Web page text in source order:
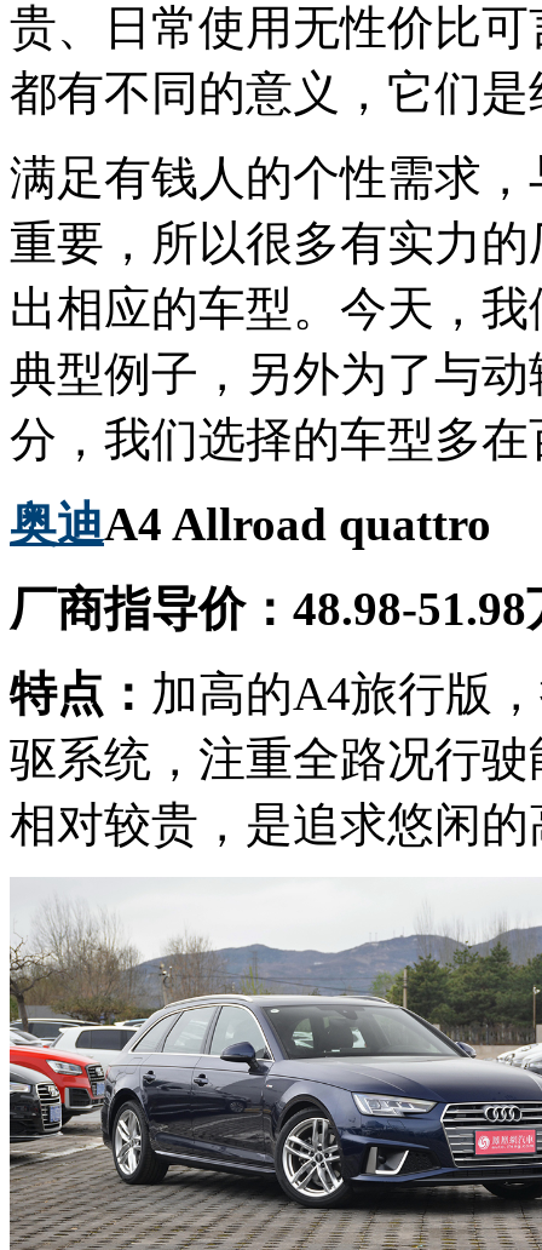
贵、日常使用无性价比
都有不同的意义，它们
满足有钱人的个性需求
重要，所以很多有实力
出相应的车型。今天，
典型例子，另外为了与
分，我们选择的车型多
奥迪A4 Allroad quattro
厂商指导价：48.98-51.98
特点： 加高的A4旅行版
驱系统，注重全路况行
相对较贵，是追求悠闲